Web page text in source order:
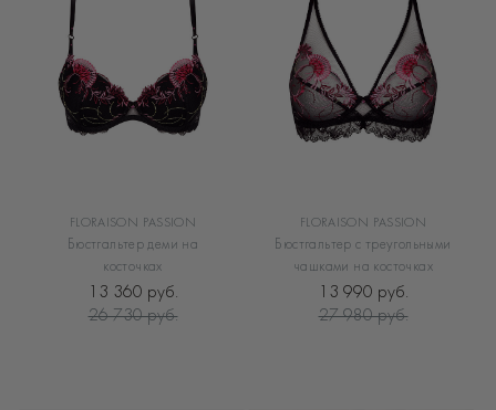
FLORAISON PASSION
Бюстгальтер деми на
косточках
13 360 руб.
26 730 руб.
FLORAISON PASSION
Бюстгальтер с треугольными
чашками на косточках
13 990 руб.
27 980 руб.